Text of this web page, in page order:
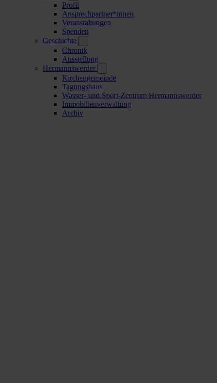
Profil
Ansprechpartner*innen
Veranstaltungen
Spenden
Geschichte
Chronik
Ausstellung
Hermannswerder
Kirchengemeinde
Tagungshaus
Wasser- und Sport-Zentrum Hermannswerder
Immobilienverwaltung
Archiv